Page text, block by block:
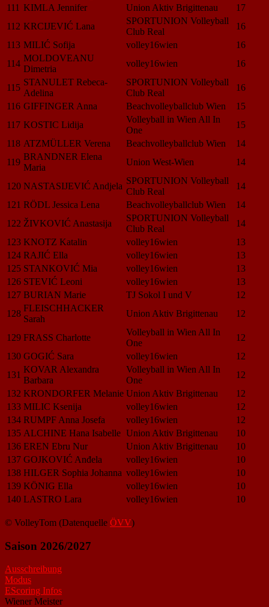
111 KIMLA Jennifer Union Aktiv Brigittenau
17
112 KRCIJEVIĆ Lana
SPORTUNION Volleyball
Club Real
16
113 MILIĆ Sofija volley16wien
16
114
MOLDOVEANU
Dimetria
volley16wien 16
115
STANULET Rebeca-
Adelina
SPORTUNION Volleyball
Club Real
16
116 GIFFINGER Anna Beachvolleyballclub Wien
15
117 KOSTIC Lidija
Volleyball in Wien All In
One
15
118 ATZMÜLLER Verena Beachvolleyballclub Wien
14
119
BRANDNER Elena
Maria
Union West-Wien 14
120 NASTASIJEVIĆ Andjela
SPORTUNION Volleyball
Club Real
14
121 RÖDL Jessica Lena Beachvolleyballclub Wien
14
122 ŽIVKOVIĆ Anastasija
SPORTUNION Volleyball
Club Real
14
123 KNOTZ Katalin volley16wien
13
124 RAJIĆ Ella volley16wien
13
125 STANKOVIĆ Mia volley16wien
13
126 STEVIĆ Leoni volley16wien
13
127 BURIAN Marie TJ Sokol I und V
12
128
FLEISCHHACKER
Sarah
Union Aktiv Brigittenau 12
129 FRASS Charlotte
Volleyball in Wien All In
One
12
130 GOGIĆ Sara volley16wien
12
131
KOVAR Alexandra
Barbara
Volleyball in Wien All In
One
12
132 KRONDORFER Melanie Union Aktiv Brigittenau
12
133 MILIC Ksenija volley16wien
12
134 RUMPF Anna Josefa volley16wien
12
135 ALCHINE Hana Isabelle Union Aktiv Brigittenau
10
136 EREN Ebru Nur Union Aktiv Brigittenau
10
137 GOJKOVIĆ Anđela volley16wien
10
138 HILGER Sophia Johanna volley16wien
10
139 KÖNIG Ella volley16wien
10
140 LASTRO Lara volley16wien 10
© VolleyTom (Datenquelle ÖVV)
Saison 2026/2027
Ausschreibung
Modus
EScoring Infos
Wiener Meister